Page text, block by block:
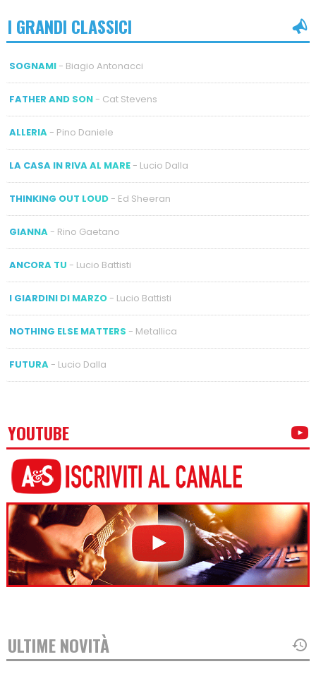
I GRANDI CLASSICI
SOGNAMI- Biagio Antonacci
FATHER AND SON- Cat Stevens
ALLERIA- Pino Daniele
LA CASA IN RIVA AL MARE- Lucio Dalla
THINKING OUT LOUD- Ed Sheeran
GIANNA- Rino Gaetano
ANCORA TU - Lucio Battisti
I GIARDINI DI MARZO- Lucio Battisti
NOTHING ELSE MATTERS - Metallica
FUTURA- Lucio Dalla
YOUTUBE
ULTIME NOVITÀ